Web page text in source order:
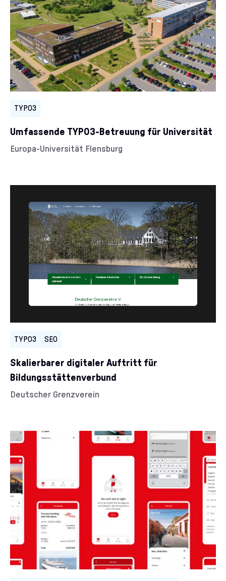
Umfassende TYPO3-Betreuung für Universität
Kunde/Kundin:
Europa-Universität Flensburg
TYPO3
Skalierbarer digitaler Auftritt für
Bildungsstättenverbund
Kunde/Kundin:
Deutscher Grenzverein
Kategorien:
TYPO3 SEO
Kategorien: